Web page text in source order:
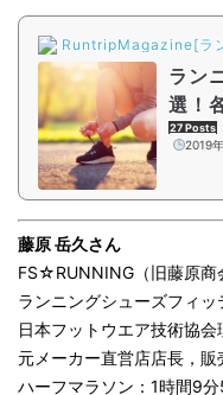
RuntripMagazine[ラ
ラン
選！
介
27 Posts
2019
藤原 岳久さん
FS☆RUNNING（旧藤原商
ランニングシューズフィ
日本フットウエア技術協
元メーカー直営店店長，
ハーフマラソン：1時間9分